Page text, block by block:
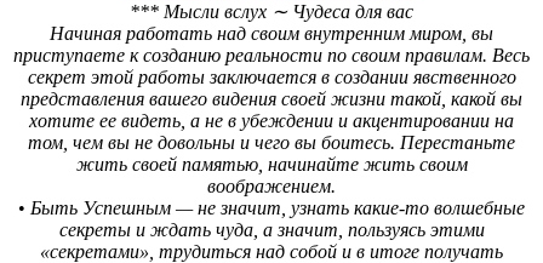
*** Мысли вслух ∼ Чудеса для вас
Начиная работать над своим внутренним миром, вы
приступаете к созданию реальности по своим правилам. Весь
секрет этой работы заключается в создании явственного
представления вашего видения своей жизни такой, какой вы
хотите ее видеть, а не в убеждении и акцентировании на
том, чем вы не довольны и чего вы боитесь. Перестаньте
жить своей памятью, начинайте жить своим
воображением.
• Быть Успешным — не значит, узнать какие-то волшебные
секреты и ждать чуда, а значит, пользуясь этими
«секретами», трудиться над собой и в итоге получать